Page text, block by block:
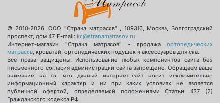
© 2010-2026.ООО "Страна матрасов" 109316, Москва
Волгоградский
проспект, дом 47. E-mail: kd@stranamatrasov.ru
Интернет-магазин "Страна матрасов" - продажа ортопедических
матрасов , кроватей, ортопедических подушек и аксессуаров для сна.
Все права защищены. Использование любых компонентов сайта без
письменного согласия администрации сайта запрещено. Обращаем ваше
внимание на то, что данный интернет-сайт носит исключительно
информационный характер и ни при каких условиях не является
публичной офертой, определяемой положениями Статьи 437 (2)
Гражданского кодекса РФ.